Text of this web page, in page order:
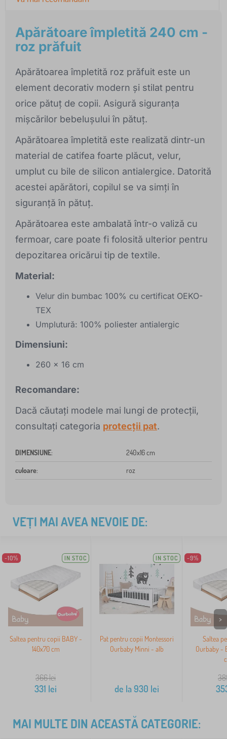
Apărătoare împletită 240 cm -
roz prăfuit
Apărătoarea împletită roz prăfuit este un
element decorativ modern și stilat pentru
orice pătuț de copii. Asigură siguranța
mișcărilor bebelușului în pătuț.
Apărătoarea împletită este realizată dintr-un
material de catifea foarte plăcut, velur,
umplut cu bile de silicon antialergice. Datorită
acestei apărători, copilul se va simți în
siguranță în pătuț.
Apărătoarea este ambalată într-o valiză cu
fermoar, care poate fi folosită ulterior pentru
depozitarea oricărui tip de textile.
Material:
Velur din bumbac 100% cu certificat OEKO-
TEX
Umplutură: 100% poliester antialergic
Dimensiuni:
260 x 16 cm
Recomandare:
Dacă căutați modele mai lungi de protecții,
consultați categoria protecții pat.
DIMENSIUNE: 240x16 cm
culoare: roz
VEȚI MAI AVEA NEVOIE DE:
-10% IN STOC
Saltea pentru copii BABY -
140x70 cm
366lei
331 lei
IN STOC
Pat pentru copii Montessori
Ourbaby Minni - alb
de la930 lei
-9%
Saltea
Ourbaby -
>
MAI MULTE DIN ACEASTĂ CATEGORIE: